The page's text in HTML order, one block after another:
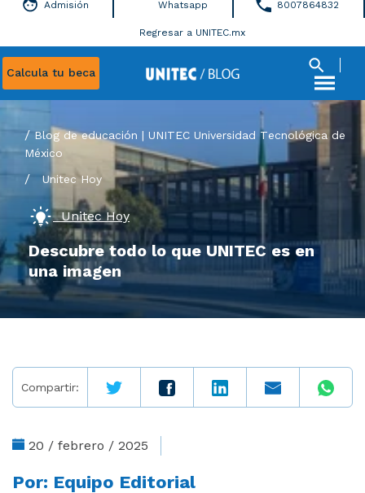
Calcula tu beca
Admisión Whatsapp 8007864832
Regresar a UNITEC.mx
Blog de educación | UNITEC Universidad Tecnológica de
México
/ Unitec Hoy
Unitec Hoy
Descubre todo lo que UNITEC es en
una imagen
Compartir:
20 / febrero / 2025
Por: Equipo Editorial